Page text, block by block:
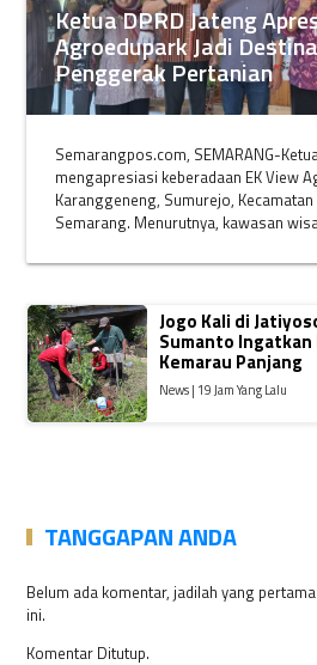
Ketua DPRD Jateng
Agroedupark Jadi
Penggerak Pertanian
Semarangpos.com, SEMARANG-
mengapresiasi keberadaan EK View
Karanggeneng, Sumurejo,
Semarang. Menurutnya, kawasan
Jogo Kali di
Sumanto Ingatkan
Kemarau Panjang
News | 19 Jam Yang Lalu
TANGGAPAN ANDA
Belum ada komentar, jadilah yang
ini.
Komentar Ditutup.